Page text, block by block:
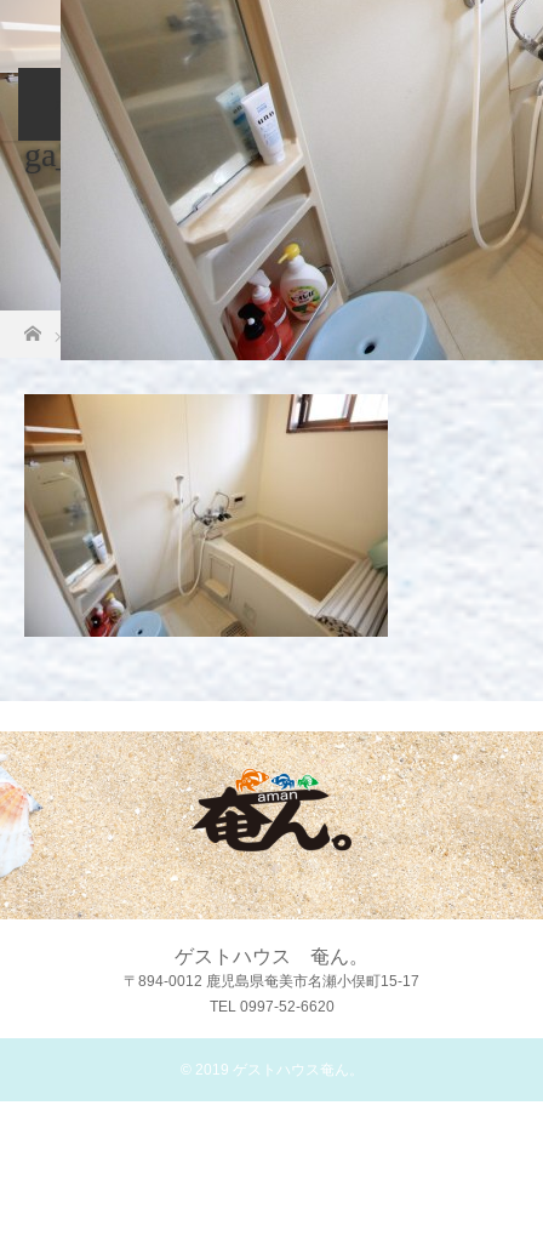
ホーム 料金・施設案内 レンタルバイク
アクセス お問い合わせ
ga_pht2
ゲストハウス 奄ん。
〒894-0012 鹿児島県奄美市名瀬小俣町15-17
TEL 0997-52-6620
© 2019 ゲストハウス奄ん。